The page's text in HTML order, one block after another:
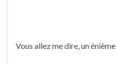
Vous allez me dire, un